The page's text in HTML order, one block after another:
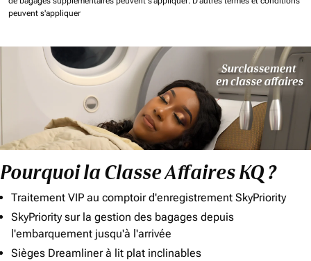
peuvent s'appliquer
Pourquoi la Classe Affaires KQ ?
Traitement VIP au comptoir d'enregistrement SkyPriority
SkyPriority sur la gestion des bagages depuis
l'embarquement jusqu'à l'arrivée
Sièges Dreamliner à lit plat inclinables